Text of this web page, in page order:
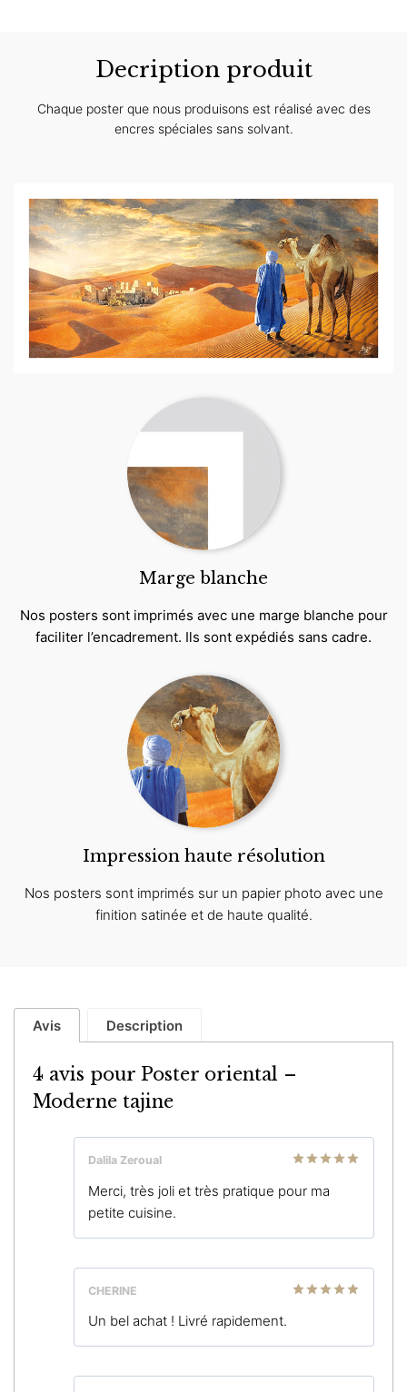
Decription produit
Chaque poster que nous produisons est réalisé avec des
encres spéciales sans solvant.
Marge blanche
Nos posters sont imprimés avec une marge blanche pour
faciliter l’encadrement. Ils sont expédiés sans cadre.
Impression haute résolution
Nos posters sont imprimés sur un papier photo avec une
finition satinée et de haute qualité.
Avis Description
4 avis pour Poster oriental –
Moderne tajine
5
Dalila Zeroual
Merci, très joli et très pratique pour ma
petite cuisine.
CHERINE
Un bel achat ! Livré rapidement.